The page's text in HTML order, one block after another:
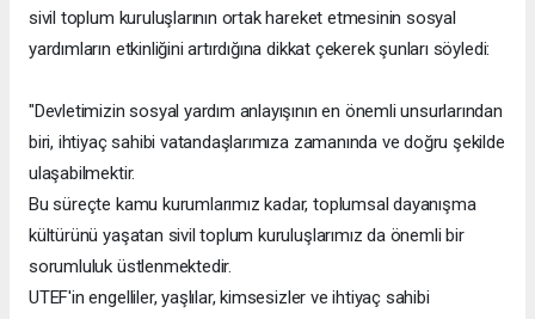
sivil toplum kuruluşlarının ortak hareket etmesinin sosyal
yardımların etkinliğini artırdığına dikkat çekerek şunları söyledi:
"Devletimizin sosyal yardım anlayışının en önemli unsurlarından
biri, ihtiyaç sahibi vatandaşlarımıza zamanında ve doğru şekilde
ulaşabilmektir.
Bu süreçte kamu kurumlarımız kadar, toplumsal dayanışma
kültürünü yaşatan sivil toplum kuruluşlarımız da önemli bir
sorumluluk üstlenmektedir.
UTEF'in engelliler, yaşlılar, kimsesizler ve ihtiyaç sahibi